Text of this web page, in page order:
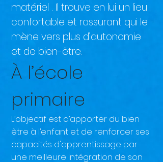
matériel . Il trouve en lui un lieu
confortable et rassurant qui le
mène vers plus d’autonomie
et de bien-être.
À l’école
primaire
L’objectif est d’apporter du bien
être à l’enfant et de renforcer ses
capacités d'apprentissage par
une meilleure intégration de son